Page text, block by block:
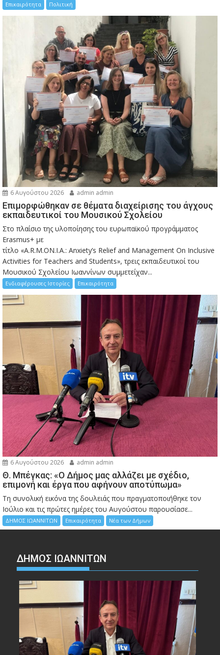
Επικαιρότητα Πολιτική
6 Αυγούστου 2026 admin admin
Eπιμορφώθηκαν σε θέματα διαχείρισης του άγχους
εκπαιδευτικοί του Μουσικού Σχολείου
Στο πλαίσιο της υλοποίησης του ευρωπαϊκού προγράμματος
Erasmus+ με
τίτλο «A.R.M.ON.I.A.: Anxiety’s Relief and Management On Inclusive
Activities for Teachers and Students», τρεις εκπαιδευτικοί του
Μουσικού Σχολείου Ιωαννίνων συμμετείχαν...
Ενδιαφέρουσες Ιστορίες Επικαιρότητα
6 Αυγούστου 2026 admin admin
Θ. Μπέγκας: «Ο Δήμος μας αλλάζει με σχέδιο,
επιμονή και έργα που αφήνουν αποτύπωμα»
Τη συνολική εικόνα της δουλειάς που πραγματοποιήθηκε τον
Ιούλιο και τις πρώτες ημέρες του Αυγούστου παρουσίασε...
ΔΗΜΟΣ ΙΩΑΝΝΙΤΩΝ Επικαιρότητα Νέα των Δήμων
ΔΗΜΟΣ ΙΩΑΝΝΙΤΩΝ